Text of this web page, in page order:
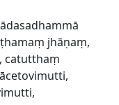
jhāṇaṃ,
catutthaṃ